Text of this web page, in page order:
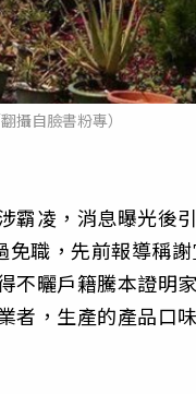
攝自臉書粉專）
霸凌，消息曝光後
免職，先前報導稱
不曬戶籍騰本證明
者，生產的產品口